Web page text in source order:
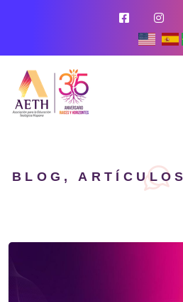
BLOG,